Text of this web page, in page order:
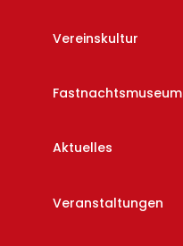
Vereinskultur
Fastnachtsmuseum
Aktuelles
Veranstaltungen